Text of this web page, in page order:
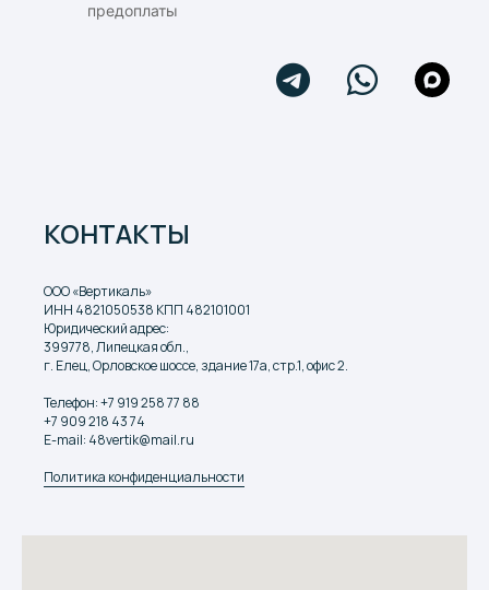
предоплаты
КОНТАКТЫ
ООО «Вертикаль»
ИНН 4821050538 КПП 482101001
Юридический адрес:
399778, Липецкая обл.,
г. Елец, Орловское шоссе, здание 17а, стр.1, офис 2.
Телефон:+7 919 258 77 88
+7 909 218 43 74
E-mail: 48vertik@mail.ru
Политика конфиденциальности